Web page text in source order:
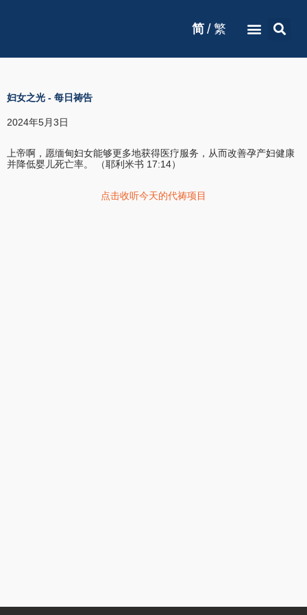
简 / 繁
妇女之光 - 每日祷告
2024年5月3日
上帝啊，愿缅甸妇女能够更多地获得医疗服务，从而改善孕产妇健康
并降低婴儿死亡率。 （耶利米书 17:14）
点击收听今天的代祷项目